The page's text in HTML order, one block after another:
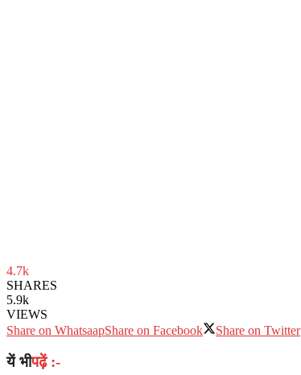
4.7k
SHARES
5.9k
VIEWS
Share on WhatsaapShare on Facebook Share on Twitter
यें भीपढ़ें :-